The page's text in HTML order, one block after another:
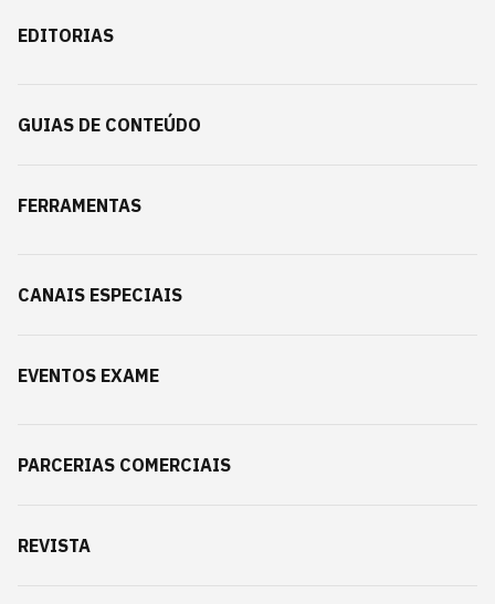
EDITORIAS
GUIAS DE CONTEÚDO
FERRAMENTAS
CANAIS ESPECIAIS
EVENTOS EXAME
PARCERIAS COMERCIAIS
REVISTA